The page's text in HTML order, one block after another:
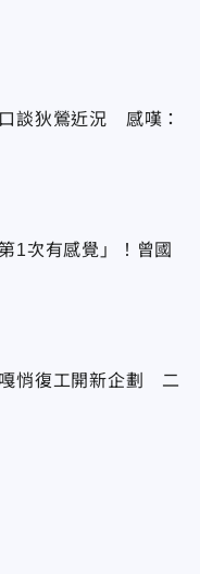
談狄鶯近況 感嘆：
1次有感覺」！曾國
悄復工開新企劃 二